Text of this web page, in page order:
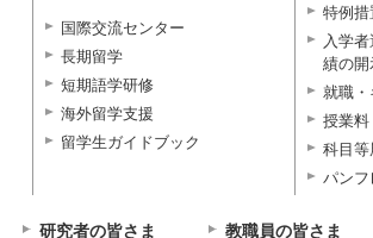
国際交流センター
長期留学
短期語学研修
海外留学支援
留学生ガイドブック
特例措
入学
績の開
就職
授業料
科目等
パンフ
研究者の皆さま 教職員の皆さま